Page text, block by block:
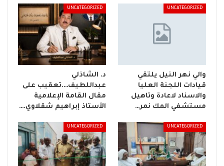
UNCATEGORIZED
والي نهر النيل يلتقي
قيادات اللجنة العليا
والاسناد لاعادة وتاهيل
مستشفي المك نمر…
UNCATEGORIZED
د. الشاذلي
عبداللطيف….تعقيب على
مقال القامة الإعلامية
الأستاذ إبراهيم شقلاوي.…
UNCATEGORIZED
UNCATEGORIZED